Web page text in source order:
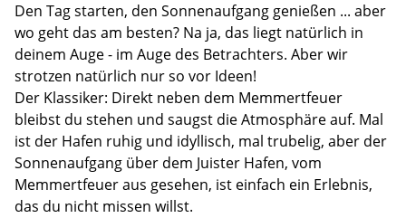
Den Tag starten, den Sonnenaufgang genießen ... aber
wo geht das am besten? Na ja, das liegt natürlich in
deinem Auge - im Auge des Betrachters. Aber wir
strotzen natürlich nur so vor Ideen!
Der Klassiker: Direkt neben dem Memmertfeuer
bleibst du stehen und saugst die Atmosphäre auf. Mal
ist der Hafen ruhig und idyllisch, mal trubelig, aber der
Sonnenaufgang über dem Juister Hafen, vom
Memmertfeuer aus gesehen, ist einfach ein Erlebnis,
das du nicht missen willst.